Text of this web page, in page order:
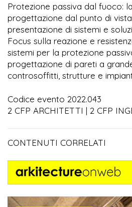
Protezione passiva dal fuoco:
progettazione dal punto di
presentazione di sistemi e
Focus sulla reazione e
sistemi per la protezione
progettazione di pareti a
controsoffitti, strutture e
Codice evento 2022.043
2 CFP ARCHITETTI | 2 CFP
CONTENUTI CORRELATI